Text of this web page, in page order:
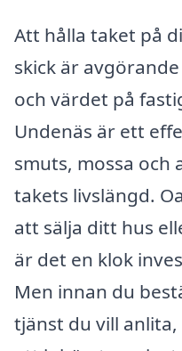
Att hålla taket på
skick är
och värdet på
Undenäs är ett
smuts, mossa och
takets livslängd.
att sälja ditt hus
är det en klok
Men innan du
tjänst du vill